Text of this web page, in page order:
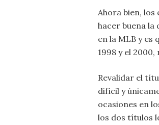
Ahora bien, los
hacer buena la
en la MLB y es
1998 y el
Revalidar el
difícil y
ocasiones en
los dos títulos